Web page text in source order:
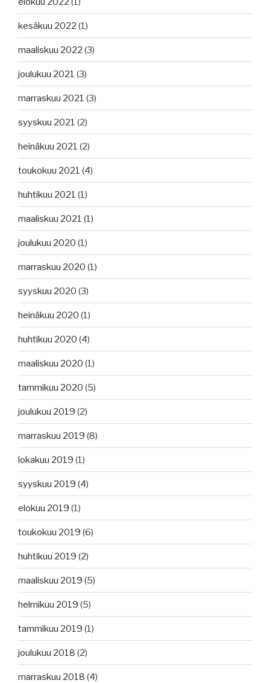
kesäkuu 2022 (1)
maaliskuu 2022 (3)
joulukuu 2021 (3)
marraskuu 2021 (3)
syyskuu 2021 (2)
heinäkuu 2021 (2)
toukokuu 2021 (4)
huhtikuu 2021 (1)
maaliskuu 2021 (1)
joulukuu 2020 (1)
marraskuu 2020 (1)
syyskuu 2020 (3)
heinäkuu 2020 (1)
huhtikuu 2020 (4)
maaliskuu 2020 (1)
tammikuu 2020 (5)
joulukuu 2019 (2)
marraskuu 2019 (8)
lokakuu 2019 (1)
syyskuu 2019 (4)
elokuu 2019 (1)
toukokuu 2019 (6)
huhtikuu 2019 (2)
maaliskuu 2019 (5)
helmikuu 2019 (5)
tammikuu 2019 (1)
joulukuu 2018 (2)
marraskuu 2018 (4)